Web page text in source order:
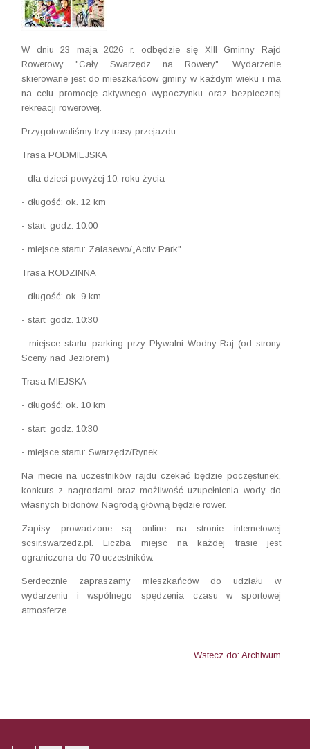
W dniu 23 maja 2026 r. odbędzie się XIII Gminny Rajd
Rowerowy "Cały Swarzędz na Rowery". Wydarzenie
skierowane jest do mieszkańców gminy w każdym wieku i ma
na celu promocję aktywnego wypoczynku oraz bezpiecznej
rekreacji rowerowej.
Przygotowaliśmy trzy trasy przejazdu:
Trasa PODMIEJSKA
- dla dzieci powyżej 10. roku życia
- długość: ok. 12 km
- start: godz. 10:00
- miejsce startu: Zalasewo/„Activ Park"
Trasa RODZINNA
- długość: ok. 9 km
- start: godz. 10:30
- miejsce startu: parking przy Pływalni Wodny Raj (od strony
Sceny nad Jeziorem)
Trasa MIEJSKA
- długość: ok. 10 km
- start: godz. 10:30
- miejsce startu: Swarzędz/Rynek
Na mecie na uczestników rajdu czekać będzie poczęstunek,
konkurs z nagrodami oraz możliwość uzupełnienia wody do
własnych bidonów. Nagrodą główną będzie rower.
Zapisy prowadzone są online na stronie internetowej
scsir.swarzedz.pl. Liczba miejsc na każdej trasie jest
ograniczona do 70 uczestników.
Serdecznie zapraszamy mieszkańców do udziału w
wydarzeniu i wspólnego spędzenia czasu w sportowej
atmosferze.
Wstecz do: Archiwum